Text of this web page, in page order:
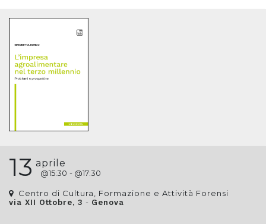
13 aprile
@15:30 - @17:30
Centro di Cultura, Formazione e Attività Forensi
via XII Ottobre, 3 - Genova